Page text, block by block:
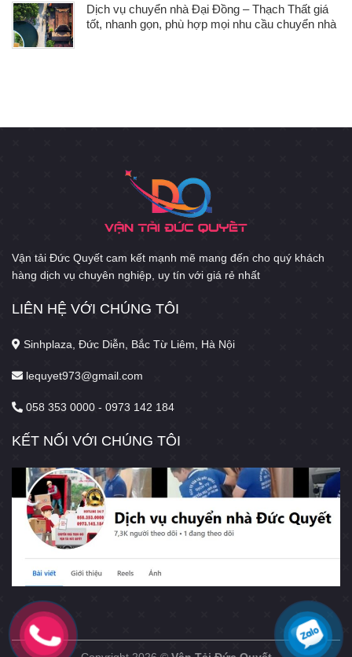
Dịch vụ chuyển nhà Đại Đồng – Thạch Thất giá
tốt, nhanh gọn, phù hợp mọi nhu cầu chuyển nhà
Vận tải Đức Quyết cam kết mạnh mẽ mang đến cho quý khách
hàng dịch vụ chuyên nghiệp, uy tín với giá rẻ nhất
LIÊN HỆ VỚI CHÚNG TÔI
Sinhplaza, Đức Diễn, Bắc Từ Liêm, Hà Nội
lequyet973@gmail.com
058 353 0000 - 0973 142 184
KẾT NỐI VỚI CHÚNG TÔI